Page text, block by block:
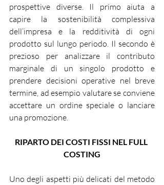
prospettive diverse. Il primo aiuta a
capire la sostenibilità complessiva
dell’impresa e la redditività di ogni
prodotto sul lungo periodo. Il secondo è
prezioso per analizzare il contributo
marginale di un singolo prodotto e
prendere decisioni operative nel breve
termine, ad esempio valutare se conviene
accettare un ordine speciale o lanciare
una promozione.
RIPARTO DEI COSTI FISSI NEL FULL
COSTING
Uno degli aspetti più delicati del metodo